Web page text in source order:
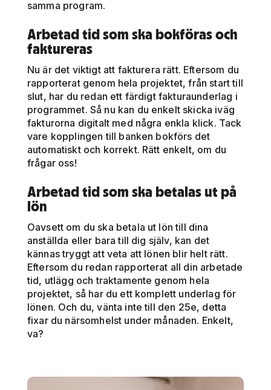
samma program.
Arbetad tid som ska bokföras och
faktureras
Nu är det viktigt att fakturera rätt. Eftersom du
rapporterat genom hela projektet, från start till
slut, har du redan ett färdigt fakturaunderlag i
programmet. Så nu kan du enkelt skicka iväg
fakturorna digitalt med några enkla klick. Tack
vare kopplingen till banken bokförs det
automatiskt och korrekt. Rätt enkelt, om du
frågar oss!
Arbetad tid som ska betalas ut på
lön
Oavsett om du ska betala ut lön till dina
anställda eller bara till dig själv, kan det
kännas tryggt att veta att lönen blir helt rätt.
Eftersom du redan rapporterat all din arbetade
tid, utlägg och traktamente genom hela
projektet, så har du ett komplett underlag för
lönen. Och du, vänta inte till den 25e, detta
fixar du närsomhelst under månaden. Enkelt,
va?